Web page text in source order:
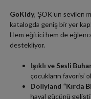
GoKidy, ŞOK’un sevilen
katalogda geniş bir yer
Hem eğitici hem de
destekliyor.
Işıklı ve Sesli
çocukların favorisi
Dollyland “Kırda
hayal gücünü